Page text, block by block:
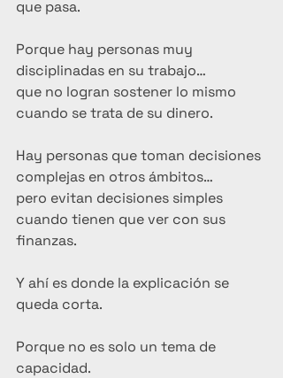
que pasa.
Porque hay personas muy
disciplinadas en su trabajo…
que no logran sostener lo mismo
cuando se trata de su dinero.
Hay personas que toman decisiones
complejas en otros ámbitos…
pero evitan decisiones simples
cuando tienen que ver con sus
finanzas.
Y ahí es donde la explicación se
queda corta.
Porque no es solo un tema de
capacidad.